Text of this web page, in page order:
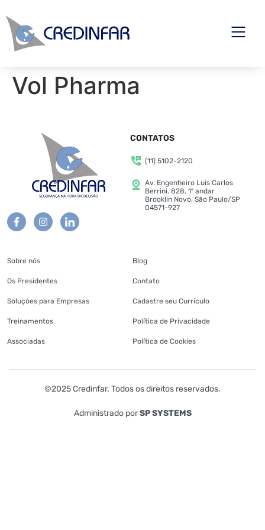
Vol Pharma
CONTATOS
(11) 5102-2120
Av. Engenheiro Luís Carlos
Berrini, 828, 1º andar
Brooklin Novo, São Paulo/SP
04571-927
Sobre nós
Os Presidentes
Soluções para Empresas
Treinamentos
Associadas
Blog
Contato
Cadastre seu Currículo
Política de Privacidade
Política de Cookies
©2025 Credinfar. Todos os direitos reservados.
Administrado porSP SYSTEMS